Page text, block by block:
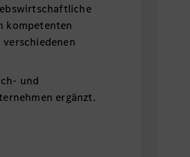
kompetenten
und
ergänzt.